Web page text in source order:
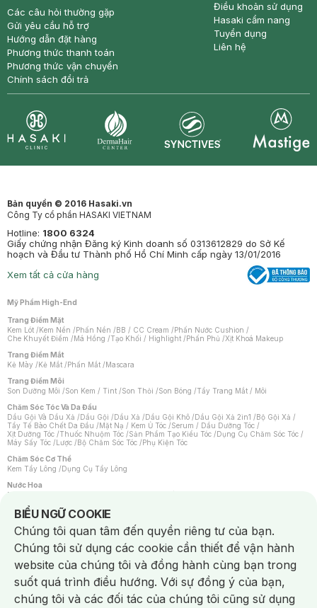
Các câu hỏi thường gặp
Gửi yêu cầu hỗ trợ
Hướng dẫn đặt hàng
Phương thức thanh toán
Phương thức vận chuyển
Chính sách đổi trả
Điều khoản sử dụng
Hasaki cẩm nang
Tuyển dụng
Liên hệ
Bản quyền © 2016 Hasaki.vn
Công Ty cổ phần HASAKI VIETNAM
Hotline: 1800 6324
Giấy chứng nhận Đăng ký Kinh doanh số 0313612829 do Sở Kế
hoạch và Đầu tư Thành phố Hồ Chí Minh cấp ngày 13/01/2016
Xem tất cả cửa hàng
Mỹ Phẩm High-End
Trang Điểm Mặt
Kem Lót /Kem Nền /Phấn Nền /BB / CC Cream /Phấn Nước Cushion /
Che Khuyết Điểm /Má Hồng /Tạo Khối / Highlight /Phấn Phủ /Xịt Khoá Makeup
Trang Điểm Mắt
Kẻ Mày /Kẻ Mắt /Phấn Mắt /Mascara
Trang Điểm Môi
Son Dưỡng Môi /Son Kem / Tint /Son Thỏi /Son Bóng /Tẩy Trang Mắt / Môi
Chăm Sóc Tóc Và Da Đầu
Dầu Gội Và Dầu Xả /Dầu Gội /Dầu Xả /Dầu Gội Khô /Dầu Gội Xả 2in1 /Bộ Gội Xả /
Tẩy Tế Bào Chết Da Đầu /Mặt Nạ / Kem Ủ Tóc /Serum / Dầu Dưỡng Tóc /
Xịt Dưỡng Tóc /Thuốc Nhuộm Tóc /Sản Phẩm Tạo Kiểu Tóc /Dụng Cụ Chăm Sóc Tóc /
Máy Sấy Tóc /Lược /Bộ Chăm Sóc Tóc /Phụ Kiện Tóc
Chăm Sóc Cơ Thể
Kem Tẩy Lông /Dụng Cụ Tẩy Lông
Nước Hoa
Nước Hoa Nữ
Chăm Sóc Cá Nhân
Chống Muỗi /Khẩu Trang /Máy Massage/Mặt Nạ Xông Hơi /Nước Rửa Tay/
Sản Phẩm Chăm Sóc Khác /Bàn Chải Đánh Răng /Bàn Chải Điện/
Hỗ Trợ Trắng Răng/Kem Đánh Răng /Máy Tăm Nước/ Nước Súc Miệng/
Tăm / Chỉ Nha Khoa/ Xịt Thơm Miệng / Dung Dịch Vệ Sinh/Dưỡng Vùng Kín/
Khăn Ướt Vệ Sinh Vùng Kín/Băng Vệ Sinh/Tampon/Bọt Cạo Râu /Dao Cạo Râu/
Máy Cạo Râu
Vấn Đề Về Da
Da Dầu / Lỗ Chân Lông To/ Da Khô / Mất Nước/ Da Lão Hóa/ Da Mụn/
BIỂU NGỮ COOKIE
Notice about cookies usage
Chúng tôi quan tâm đến quyền riêng tư của bạn.
Chúng tôi sử dụng các cookie cần thiết để vận hành
website của chúng tôi và đồng hành cùng bạn trong
suốt quá trình điều hướng. Với sự đồng ý của bạn,
chúng tôi và các đối tác của chúng tôi cũng sử dụng